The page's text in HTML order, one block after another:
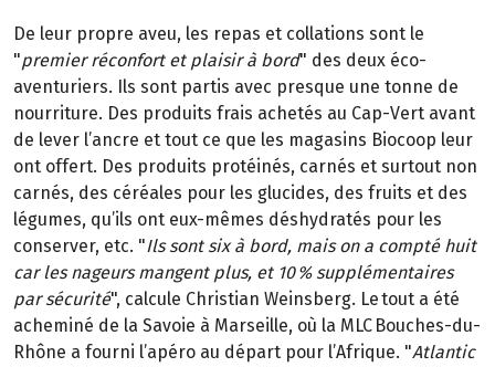
De leur propre aveu, les repas et collations sont le
"premier réconfort et plaisir à bord" des deux éco-
aventuriers. Ils sont partis avec presque une tonne de
nourriture. Des produits frais achetés au Cap-Vert avant
de lever l’ancre et tout ce que les magasins Biocoop leur
ont offert. Des produits protéinés, carnés et surtout non
carnés, des céréales pour les glucides, des fruits et des
légumes, qu’ils ont eux-mêmes déshydratés pour les
conserver, etc. "Ils sont six à bord, mais on a compté huit
car les nageurs mangent plus, et 10 % supplémentaires
par sécurité", calcule Christian Weinsberg. Le tout a été
acheminé de la Savoie à Marseille, où la MLC Bouches-du-
Rhône a fourni l’apéro au départ pour l’Afrique. "Atlantic